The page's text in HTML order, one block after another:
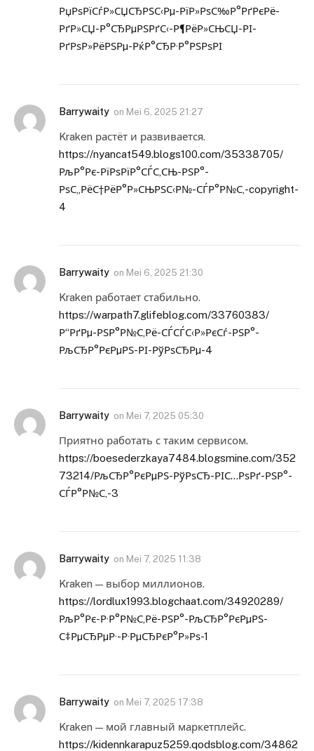
РџРѕРїСѓР»СЏСЂРЅС‹Рµ-РїР»РѕС‰Р°РґРєРё-
РґР»СЏ-Р°СЂРµРЅРґС‹-Р¶РёР»СЊСЏ-РІ-
РґРѕР»РёРЅРµ-РќР°СЂР·Р°РЅРѕРІ
Barrywaity on Mei 6, 2025 21:27
Kraken растёт и развивается.
https://nyancat549.blogs100.com/35338705/
РљР°Рє-РїРѕРїР°СЃС‚СЊ-РЅР°-
РѕС„РёС†РёР°Р»СЊРЅС‹Р№-СЃР°Р№С‚-copyright-
4
Barrywaity on Mei 6, 2025 21:30
Kraken работает стабильно.
https://warpath7.glifeblog.com/33760383/
Р“РґРµ-РЅР°Р№С‚Рё-СЃСЃС‹Р»РєСѓ-РЅР°-
РљСЂР°РєРµРЅ-РІ-РўРѕСЂРµ-4
Barrywaity on Mei 7, 2025 05:30
Приятно работать с таким сервисом.
https://boesederzkaya7484.blogsmine.com/352
73214/РљСЂР°РєРµРЅ-РўРѕСЂ-РІС…РѕРґ-РЅР°-
СЃР°Р№С‚-3
Barrywaity on Mei 7, 2025 11:38
Kraken — выбор миллионов.
https://lordlux1993.blogchaat.com/34920289/
РљР°Рє-Р·Р°Р№С‚Рё-РЅР°-РљСЂР°РєРµРЅ-
С‡РµСЂРµР·-Р·РµСЂРєР°Р»Рѕ-1
Barrywaity on Mei 7, 2025 17:38
Kraken — мой главный маркетплейс.
https://kidennkarapuz5259.qodsblog.com/34862